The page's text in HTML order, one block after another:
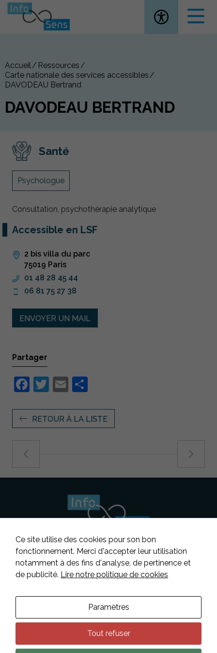
Ouvrir la
Accueil
Ressources
Carte nationale des services accessibles
DAVODEAU Bertrand
DAVODEAU BERTRAND
Santé
Psychologue
Consultation, psychothérapie analytique
Accessible en LSF
2 bis villa du parc
75019 Paris
01 48 28 45 44
06 81 75 27 38
ENVOYER UN MAIL
Partager
Facebook
Twitter
Email
RETOUR À LA LISTE
Suivez-nous
Contacter INFOSENS
Mentions légales
Données personnelles
Ce site utilise des cookies pour son bon
fonctionnement. Merci d'accepter leur utilisation
notamment à des fins d'analyse, de pertinence et
de publicité. Lire notre politique de cookies
Paramètres
Tout refuser